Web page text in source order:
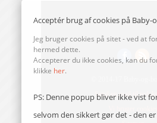
Send en mail til
Acceptér brug af cookies på Baby-
Jeg bruger cookies på sitet - ved at
hermed dette.
Accepterer du ikke cookies, kan du
klikke her.
PS: Denne popup bliver ikke vist
selvom den sikkert gør det - den er